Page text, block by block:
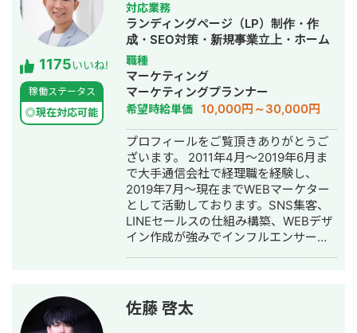
1175いいね!
稼働ステータス
◎現在対応可能
対応業務
ランディングページ（LP）制作・作
成・SEO対策・新規事業立上・ホーム
ページ制作・作成・リスティング広告
運用代行
職種
マーケティング
マーケティングプランナー
希望時給単価 10,000円～30,000円
プロフィールをご覧頂きありがとうご
ざいます。 2011年4月～2019年6月ま
で大手通信会社で経理職を経験し、
2019年7月～現在までWEBマーケター
として活動しております。SNS集客、
LINEセールスの仕組み構築、WEBデザ
イン作成が強みでインフルエンサーの
佐藤 啓太